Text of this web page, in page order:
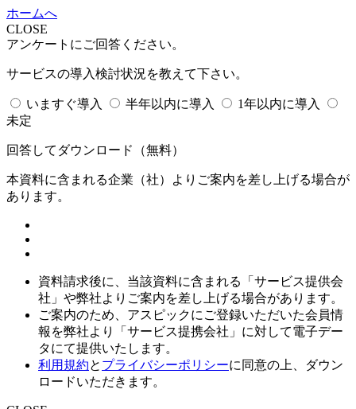
ホームへ
CLOSE
アンケートにご回答ください。
サービスの導入検討状況を教えて下さい。
いますぐ導入 半年以内に導入
1年以内に導入
未定
回答してダウンロード （無料）
本資料に含まれる企業（社）よりご案内を差し上げる場合が
あります。
資料請求後に、当該資料に含まれる「サービス提供会
社」や弊社よりご案内を差し上げる場合があります。
ご案内のため、アスピックにご登録いただいた会員情
報を弊社より「サービス提携会社」に対して電子デー
タにて提供いたします。
利用規約と プライバシーポリシーに同意の上、ダウン
ロードいただきます。